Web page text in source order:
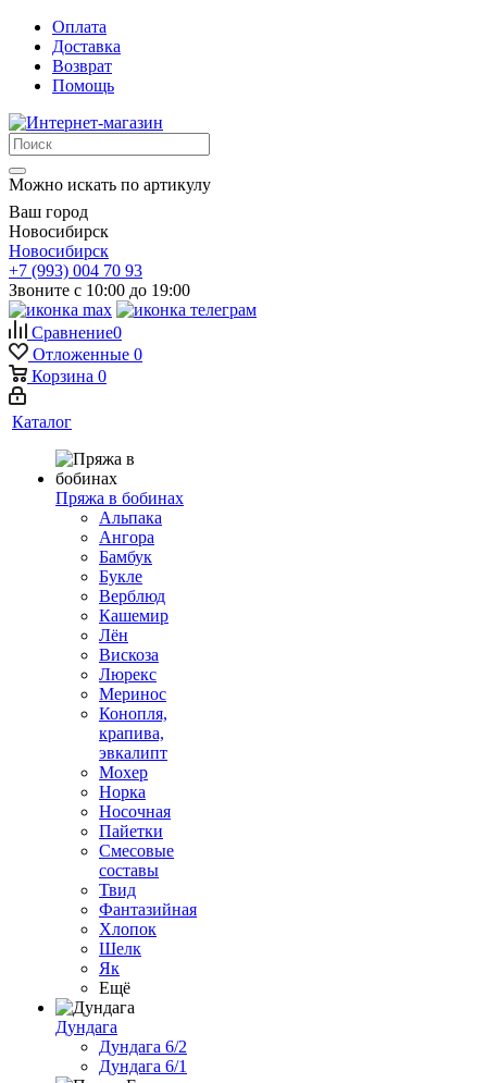
Оплата
Доставка
Возврат
Помощь
Можно искать по артикулу
Ваш город
Новосибирск
Новосибирск
+7 (993) 004 70 93
Звоните с 10:00 до 19:00
Сравнение0
Отложенные 0
Корзина 0
Каталог
Пряжа в бобинах
Альпака
Ангора
Бамбук
Букле
Верблюд
Кашемир
Лён
Вискоза
Люрекс
Меринос
Конопля,
крапива,
эвкалипт
Мохер
Норка
Носочная
Пайетки
Смесовые
составы
Твид
Фантазийная
Хлопок
Шелк
Як
Ещё
Дундага
Дундага 6/2
Дундага 6/1